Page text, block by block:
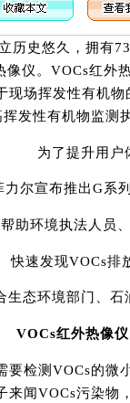
史悠久，拥有73
像仪。VOCs红外
现场挥发性有机
发性有机物监测
为了提升用户
宣布推出G系列
环境执法人员、
速发现VOCs排
态环境部门、石
VOCs红外热像
检测VOCs的微
来闻VOCs污染物